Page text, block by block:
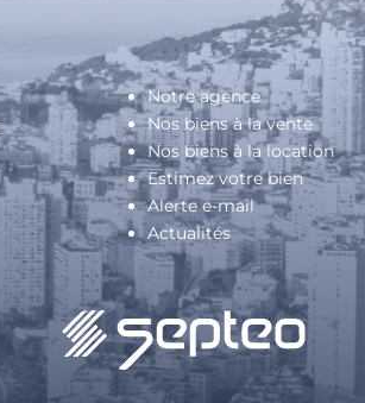
Notre agence
Nos biens à la vente
Nos biens à la location
Estimez votre bien
Alerte e-mail
Actualités